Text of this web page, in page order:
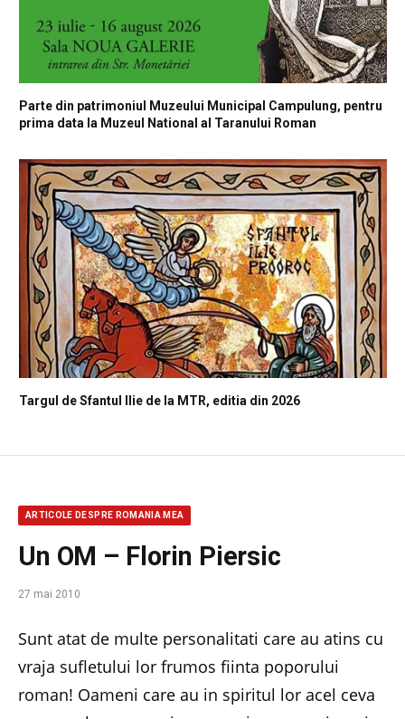
Parte din patrimoniul Muzeului Municipal Campulung, pentru
prima data la Muzeul National al Taranului Roman
Targul de Sfantul Ilie de la MTR, editia din 2026
ARTICOLE DESPRE ROMANIA MEA
Un OM – Florin Piersic
27 mai 2010
Sunt atat de multe personalitati care au atins cu
vraja sufletului lor frumos fiinta poporului
roman! Oameni care au in spiritul lor acel ceva